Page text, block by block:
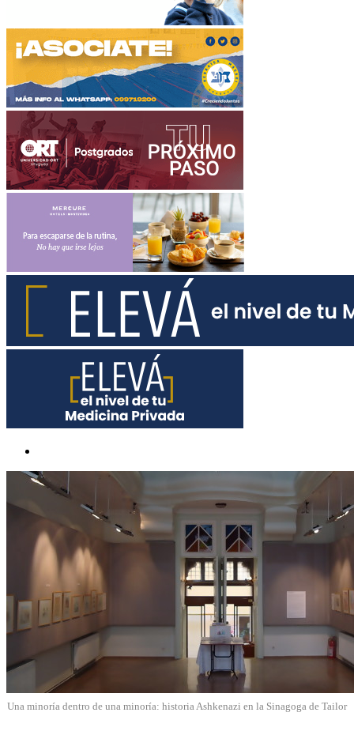
Una minoría dentro de una minoría: historia Ashkenazi en la Sinagoga de Tailor